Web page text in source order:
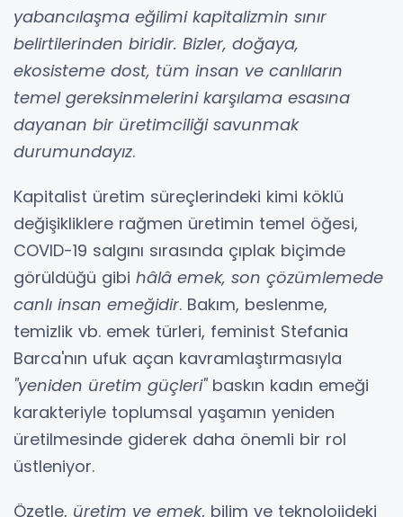
yabancılaşma eğilimi kapitalizmin sınır
belirtilerinden biridir. Bizler, doğaya,
ekosisteme dost, tüm insan ve canlıların
temel gereksinmelerini karşılama esasına
dayanan bir üretimciliği savunmak
durumundayız.
Kapitalist üretim süreçlerindeki kimi köklü
değişikliklere rağmen üretimin temel öğesi,
COVID-19 salgını sırasında çıplak biçimde
görüldüğü gibi hâlâ emek, son çözümlemede
canlı insan emeğidir. Bakım, beslenme,
temizlik vb. emek türleri, feminist Stefania
Barca'nın ufuk açan kavramlaştırmasıyla
"yeniden üretim güçleri"baskın kadın emeği
karakteriyle toplumsal yaşamın yeniden
üretilmesinde giderek daha önemli bir rol
üstleniyor.
Özetle, üretim ve emek, bilim ve teknolojideki